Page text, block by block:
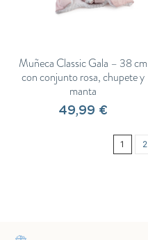
Muñeca Classic Gala – 38 cm
con conjunto rosa, chupete y
manta
49,99 €
1 2